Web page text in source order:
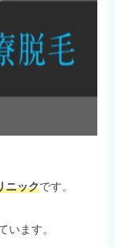
ニックです。
います。